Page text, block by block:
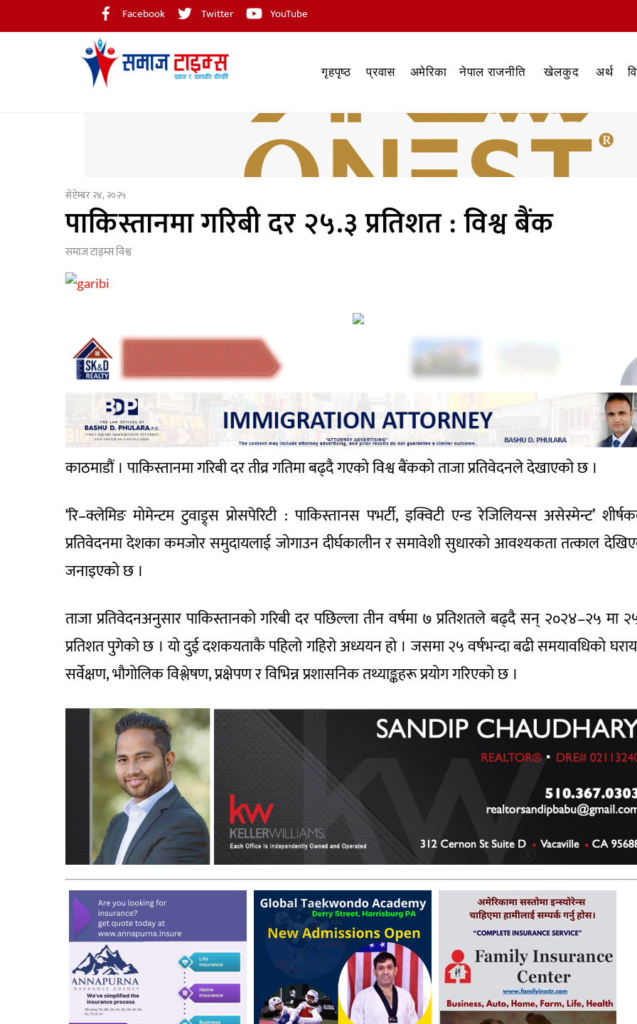
to
Facebook Twitter YouTube
गृहपृष्ठ प्रवास अमेरिका नेपाल राजनीति खेलकुद अर्थ
सेप्टेम्बर २४, २०२५
पाकिस्तानमा गरिबी दर २५.३ प्रतिशत : विश्व बैंक
समाज टाइम्सविश्व
काठमाडौं । पाकिस्तानमा गरिबी दर तीव्र गतिमा बढ्दै गएको विश्व बैंकको ताजा प्रतिवेदनले देखाएको छ ।
‘रि–क्लेमिङ मोमेन्टम टुवाड्र्स प्रोसपेरिटी : पाकिस्तानस पभर्टी, इक्विटी एन्ड रेजिलियन्स असेस्मेन्ट’
प्रतिवेदनमा देशका कमजोर समुदायलाई जोगाउन दीर्घकालीन र समावेशी सुधारको आवश्यकता तत्काल
जनाइएको छ ।
ताजा प्रतिवेदनअनुसार पाकिस्तानको गरिबी दर पछिल्ला तीन वर्षमा ७ प्रतिशतले बढ्दै सन् २०२४–२५ मा
प्रतिशत पुगेको छ । यो दुई दशकयताकै पहिलो गहिरो अध्ययन हो । जसमा २५ वर्षभन्दा बढी समयावधिको
सर्वेक्षण, भौगोलिक विश्लेषण, प्रक्षेपण र विभिन्न प्रशासनिक तथ्याङ्कहरू प्रयोग गरिएको छ ।